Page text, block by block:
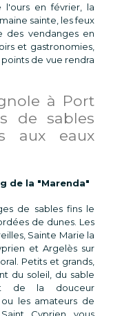
en février, la
sainte, les feux
des vendanges en
et gastronomies,
de vue rendra
à Port
de sables
aux eaux
de la "Marenda"
de sables fins le
de dunes. Les
Sainte Marie la
et Argelès sur
Petits et grands,
du soleil, du sable
de la douceur
les amateurs de
Cyprien vous